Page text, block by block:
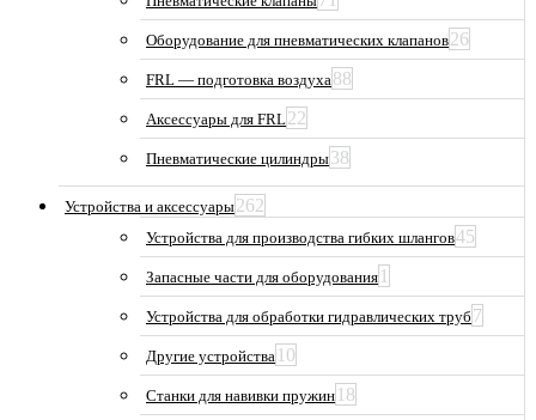
Оборудование для пневматических клапанов26
FRL — подготовка воздуха88
Аксессуары для FRL22
Пневматические цилиндры38
Устройства и аксессуары262
Устройства для производства гибких шлангов45
Запасные части для оборудования 1
Устройства для обработки гидравлических труб 7
Другие устройства 10
Станки для навивки пружин 18